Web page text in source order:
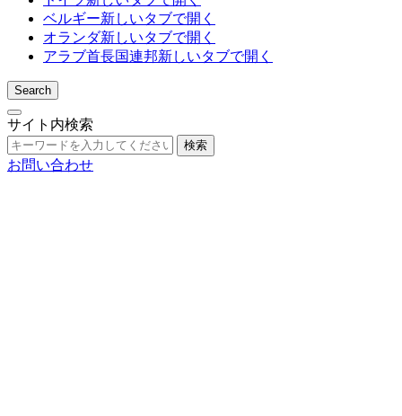
ベルギー新しいタブで開く
オランダ新しいタブで開く
アラブ首長国連邦新しいタブで開く
Search
サイト内検索
検索
お問い合わせ